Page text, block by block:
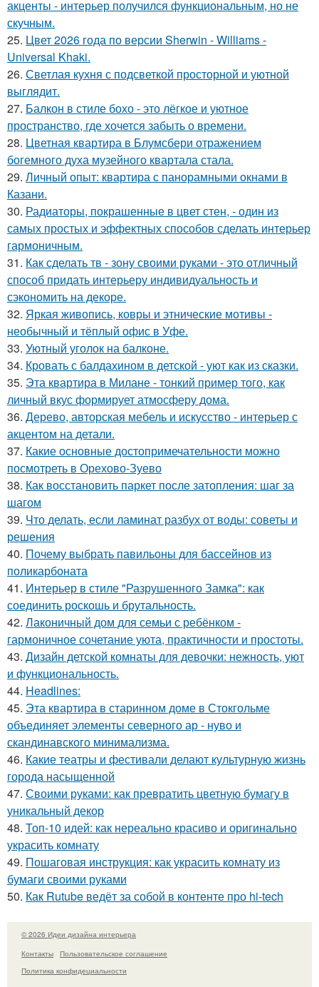
акценты - интерьер получился функциональным, но не
скучным.
25. Цвет 2026 года по версии Sherwin - Williams -
Universal Khaki.
26. Светлая кухня с подсветкой просторной и уютной
выглядит.
27. Балкон в стиле бохо - это лёгкое и уютное
пространство, где хочется забыть о времени.
28. Цветная квартира в Блумсбери отражением
богемного духа музейного квартала стала.
29. Личный опыт: квартира с панорамными окнами в
Казани.
30. Радиаторы, покрашенные в цвет стен, - один из
самых простых и эффектных способов сделать интерьер
гармоничным.
31. Как сделать тв - зону своими руками - это отличный
способ придать интерьеру индивидуальность и
сэкономить на декоре.
32. Яркая живопись, ковры и этнические мотивы -
необычный и тёплый офис в Уфе.
33. Уютный уголок на балконе.
34. Кровать с балдахином в детской - уют как из сказки.
35. Эта квартира в Милане - тонкий пример того, как
личный вкус формирует атмосферу дома.
36. Дерево, авторская мебель и искусство - интерьер с
акцентом на детали.
37. Какие основные достопримечательности можно
посмотреть в Орехово-Зуево
38. Как восстановить паркет после затопления: шаг за
шагом
39. Что делать, если ламинат разбух от воды: советы и
решения
40. Почему выбрать павильоны для бассейнов из
поликарбоната
41. Интерьер в стиле "Разрушенного Замка": как
соединить роскошь и брутальность.
42. Лаконичный дом для семьи с ребёнком -
гармоничное сочетание уюта, практичности и простоты.
43. Дизайн детской комнаты для девочки: нежность, уют
и функциональность.
44. Headlines:
45. Эта квартира в старинном доме в Стокгольме
объединяет элементы северного ар - нуво и
скандинавского минимализма.
46. Какие театры и фестивали делают культурную жизнь
города насыщенной
47. Своими руками: как превратить цветную бумагу в
уникальный декор
48. Топ-10 идей: как нереально красиво и оригинально
украсить комнату
49. Пошаговая инструкция: как украсить комнату из
бумаги своими руками
50. Как Rutube ведёт за собой в контенте про hi-tech
© 2026 Идеи дизайна интерьера
Контакты
Пользовательское соглашение
Политика конфидециальности